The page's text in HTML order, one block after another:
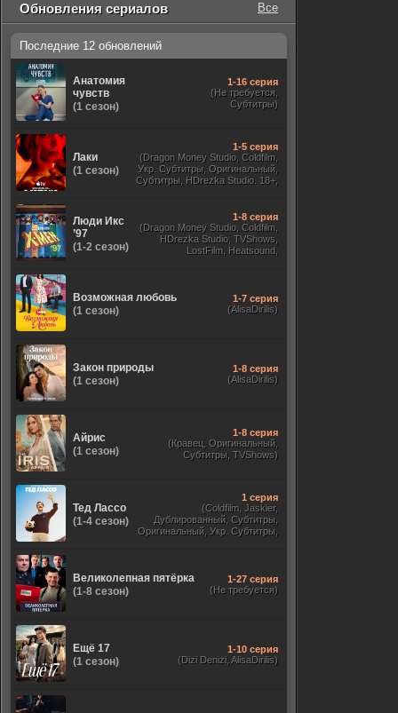
Обновления сериалов Все
Последние 12 обновлений
Анатомия
чувств
(1 сезон)
1-16 серия
(Не требуется,
Субтитры)
Лаки
(1 сезон)
1-5 серия
(Dragon Money Studio, Coldfilm,
Укр. Субтитры, Оригинальный,
Субтитры, HDrezka Studio. 18+,
Люди Икс
’97
(1-2 сезон)
1-8 серия
(Dragon Money Studio, Coldfilm,
HDrezka Studio, TVShows,
LostFilm, Heatsound,
Возможная любовь
(1 сезон)
1-7 серия
(AlisaDirilis)
Закон природы
(1 сезон)
1-8 серия
(AlisaDirilis)
Айрис
(1 сезон)
1-8 серия
(Кравец, Оригинальный,
Субтитры, TVShows)
Тед Лассо
(1-4 сезон)
1 серия
(Coldfilm, Jaskier,
Дублированный, Субтитры,
Оригинальный, Укр. Субтитры,
Великолепная пятёрка
(1-8 сезон)
1-27 серия
(Не требуется)
Ещё 17
(1 сезон)
1-10 серия
(Dizi Denizi, AlisaDirilis)